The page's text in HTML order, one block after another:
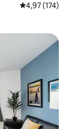
Μέση
4,97 (174)